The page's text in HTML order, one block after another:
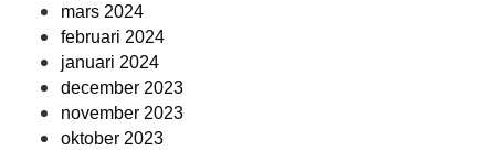
mars 2024
februari 2024
januari 2024
december 2023
november 2023
oktober 2023